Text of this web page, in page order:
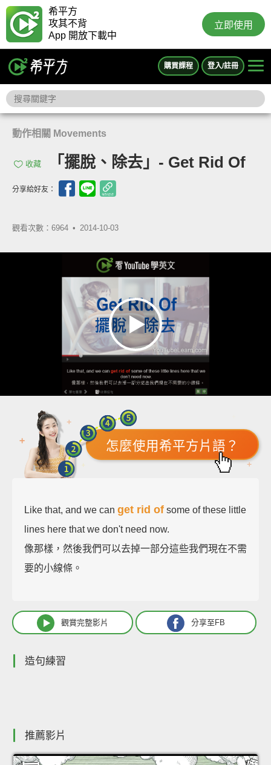
希平方
攻其不背
App 開放下載中
立即使用
購買課程 登入/註冊
動作相關 Movements
收藏 「擺脫、除去」- Get Rid Of
分享給好友：
觀看次數：6964 • 2014-10-03
怎麼使用希平方片語？
Like that, and we can get rid of some of these little
lines here that we don't need now.
像那樣，然後我們可以去掉一部分這些我們現在不需
要的小線條。
觀賞完整影片 分享至FB
造句練習
推薦影片